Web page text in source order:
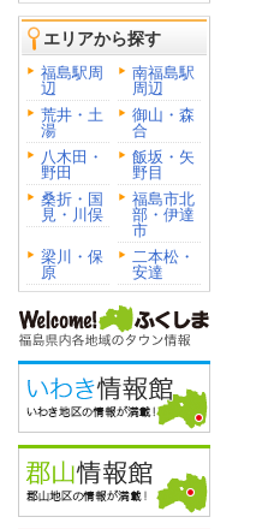
エリアから探す
福島駅周
辺
南福島駅
周辺
荒井・土
湯
御山・森
合
八木田・
野田
飯坂・矢
野目
桑折・国
見・川俣
福島市北
部・伊達
市
梁川・保
原
二本松・
安達